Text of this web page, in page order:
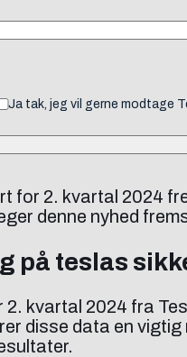
Ja tak, jeg vil gerne modtage
for 2. kvartal 2024
denne nyhed
på teslas
kvartal 2024 fra
disse data en vigtig